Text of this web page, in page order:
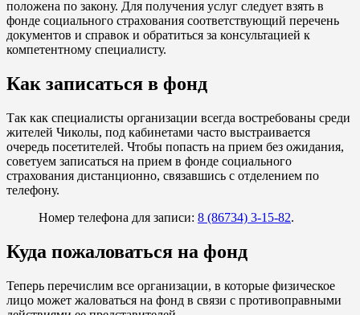
положена по закону. Для получения услуг следует взять в
фонде социального страхования соответствующий перечень
документов и справок и обратиться за консультацией к
компетентному специалисту.
Как записаться в фонд
Так как специалисты организации всегда востребованы среди
жителей Чиколы, под кабинетами часто выстраивается
очередь посетителей. Чтобы попасть на прием без ожидания,
советуем записаться на прием в фонде социального
страхования дистанционно, связавшись с отделением по
телефону.
Номер телефона для записи: 8 (86734) 3-15-82.
Куда пожаловаться на фонд
Теперь перечислим все организации, в которые физическое
лицо может жаловаться на фонд в связи с противоправными